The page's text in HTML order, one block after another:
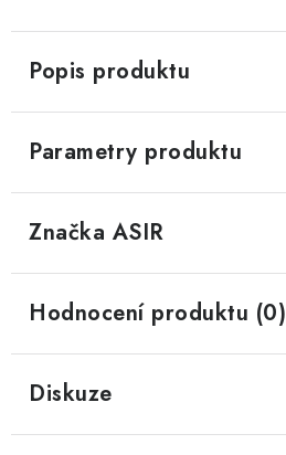
Popis produktu
Parametry produktu
Značka ASIR
Hodnocení produktu (0)
Diskuze